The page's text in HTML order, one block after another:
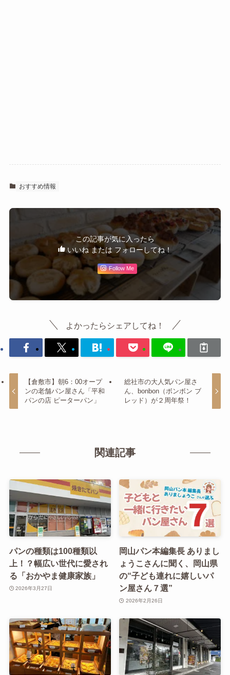
おすすめ情報
この記事が気に入ったら
いいね または フォローしてね！
Follow Me
よかったらシェアしてね！
【倉敷市】朝6：00オープ
ンの老舗パン屋さん「平和
パンの店 ピーターパン」
総社市の大人気パン屋さ
ん、bonbon（ボンボン ブ
レッド）が２周年祭！
関連記事
パンの種類は100種類以
上！？幅広い世代に愛され
る「おかやま健康家族」
2026年3月27日
岡山パン本編集長 ありまし
ょうこさんに聞く、岡山県
の“子ども連れに嬉しいパ
ン屋さん７選”
2026年2月26日